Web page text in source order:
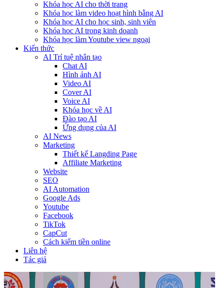
Khóa học AI cho thời trang
Khóa học làm video hoạt hình bằng AI
Khóa học AI cho học sinh, sinh viên
Khóa hoc AI trong kinh doanh
Khóa học làm Youtube view ngoại
Kiến thức
AI Trí tuệ nhân tạo
Chat AI
Hình ảnh AI
Video AI
Cover AI
Voice AI
Khóa học về AI
Đào tạo AI
Ứng dụng của AI
AI News
Marketing
Thiết kế Langding Page
Affiliate Marketing
Website
SEO
AI Automation
Google Ads
Youtube
Facebook
TikTok
CapCut
Cách kiếm tiền online
Liên hệ
Tác giả